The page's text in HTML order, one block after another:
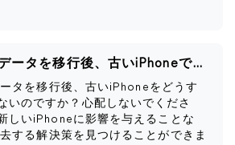
新しいiPhoneにデータを移行後、古いiPhoneですべきこと
タを移行後、古いiPhoneをどうす
いのですか？心配しないでくださ
しいiPhoneに影響を与えることな
する解決策を見つけることができま